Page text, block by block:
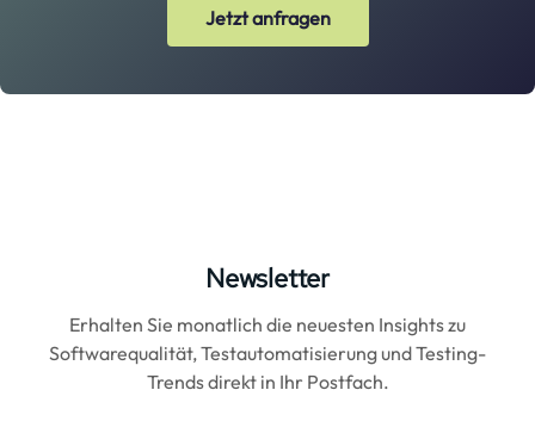
Jetzt anfragen
Newsletter
Erhalten Sie monatlich die neuesten Insights zu
Softwarequalität, Testautomatisierung und Testing-
Trends direkt in Ihr Postfach.